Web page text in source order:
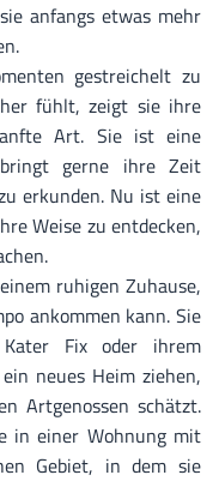
anfangs etwas mehr
gestreichelt zu
fühlt, zeigt sie ihre
Art. Sie ist eine
gerne ihre Zeit
erkunden. Nu ist eine
Weise zu entdecken,
ruhigen Zuhause,
ankommen kann. Sie
Fix oder ihrem
neues Heim ziehen,
Artgenossen schätzt.
in einer Wohnung mit
Gebiet, in dem sie